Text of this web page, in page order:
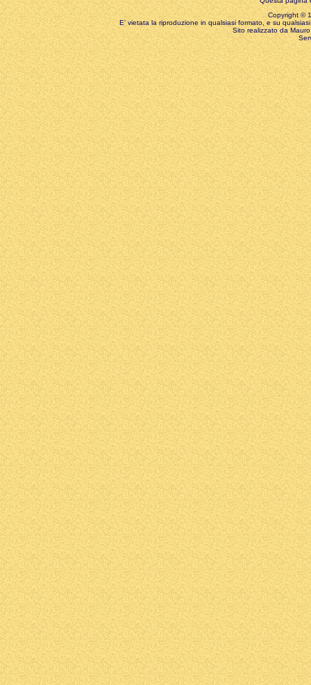
Copyright ©
E' vietata la riproduzione in qualsiasi formato, e su
Sito realizzato da